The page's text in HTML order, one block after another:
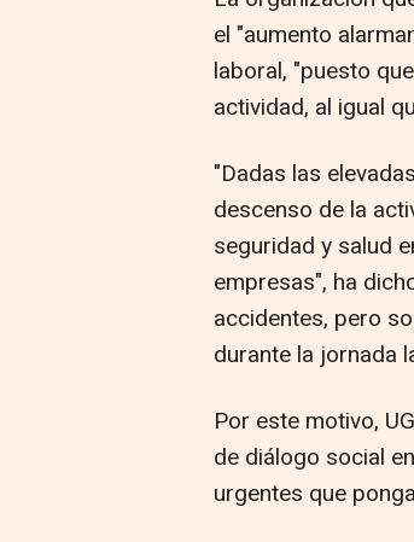
el "aumento
laboral, "puesto
actividad, al igual
"Dadas las
descenso de la
seguridad y salud
empresas", ha
accidentes, pero
durante la jornada
Por este motivo,
de diálogo social
urgentes que